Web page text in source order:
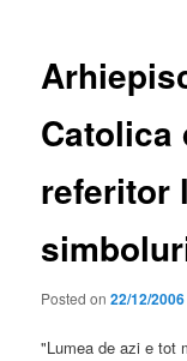
Catolica
referitor
Posted on22/12/2006
"Lumea de azi e tot